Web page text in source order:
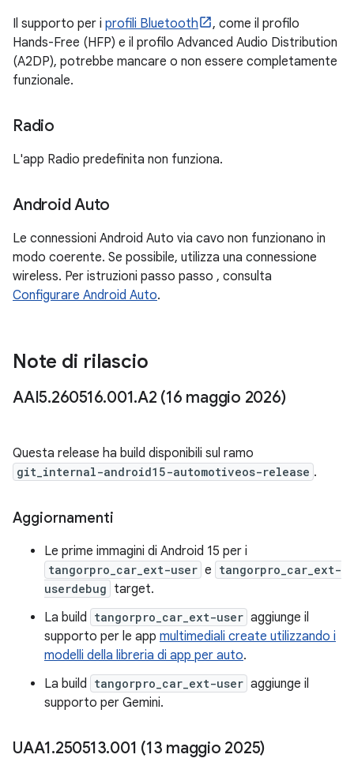
Il supporto per i profili Bluetooth
, come il profilo
Hands-Free (HFP) e il profilo Advanced Audio Distribution
(A2DP), potrebbe mancare o non essere completamente
funzionale.
Radio
L'app Radio predefinita non funziona.
Android Auto
Le connessioni Android Auto via cavo non funzionano in
modo coerente. Se possibile, utilizza una connessione
wireless. Per istruzioni passo passo , consulta
Configurare Android Auto.
Note di rilascio
AAI5.260516.001.A2 (16 maggio 2026)
Questa release ha build disponibili sul ramo
git_internal-android15-automotiveos-release .
Aggiornamenti
Le prime immagini di Android 15 per i
tangorpro_car_ext-user e tangorpro_car_ext-
userdebug target.
La build tangorpro_car_ext-user aggiunge il
supporto per le app multimediali create utilizzando i
modelli della libreria di app per auto.
La build tangorpro_car_ext-user aggiunge il
supporto per Gemini.
UAA1.250513.001 (13 maggio 2025)